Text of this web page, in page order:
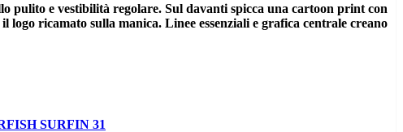
pulito e vestibilità regolare. Sul davanti spicca una cartoon print con
ricamato sulla manica. Linee essenziali e grafica centrale creano
SURFIN 31